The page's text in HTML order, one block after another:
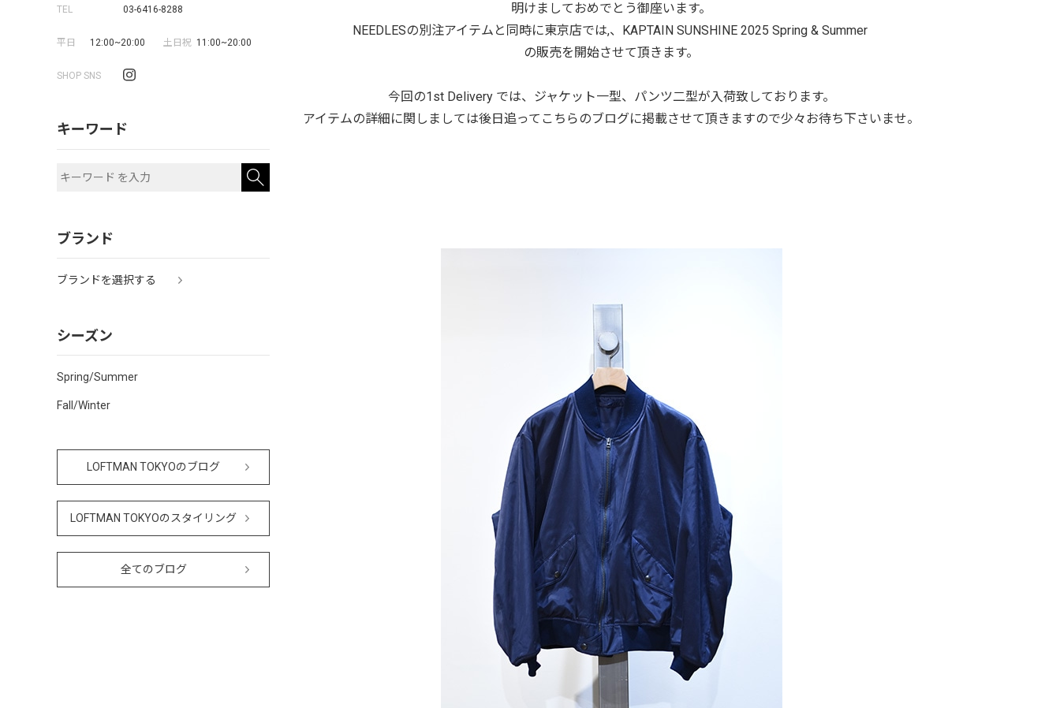
TEL 03-6416-8288
平日 12:00~20:00 土日祝 11:00~20:00
SHOP SNS
キーワード
ブランド
ブランドを選択する
シーズン
Spring/Summer
Fall/Winter
LOFTMAN TOKYOのブログ
LOFTMAN TOKYOのスタイリング
全てのブログ
明けましておめでとう御座います。
NEEDLESの別注アイテムと同時に東京店では,、KAPTAIN SUNSHINE 2025 Spring & Summer
の販売を開始させて頂きます。
今回の1st Delivery では、ジャケット一型、パンツ二型が入荷致しております。
アイテムの詳細に関しましては後日追ってこちらのブログに掲載させて頂きますので少々お待ち下さいませ。